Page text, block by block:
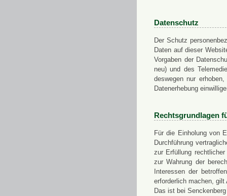
Datenschutz
Der Schutz
Daten auf dieser
Vorgaben der
neu) und des
deswegen nur
Datenerhebung
Rechtsgrundlagen
Für die Einholung von
Durchführung
zur Erfüllung
zur Wahrung der
Interessen der
erforderlich machen,
Das ist bei